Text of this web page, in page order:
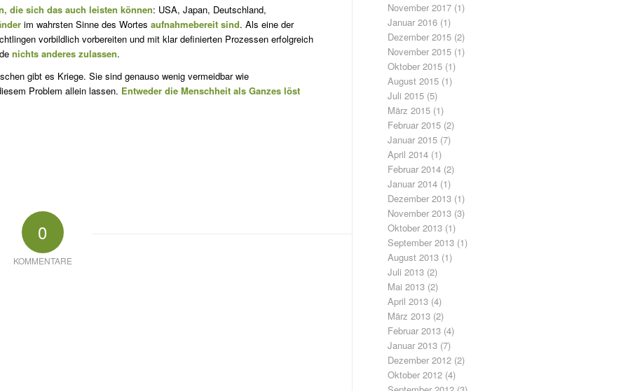
die sich das auch leisten können: USA, Japan, Deutschland,
im wahrsten Sinne des Wortes aufnahmebereit sind. Als eine der
vorbildlich vorbereiten und mit klar definierten Prozessen erfolgreich
nichts anderes zulassen.
gibt es Kriege. Sie sind genauso wenig vermeidbar wie
Problem allein lassen. Entweder die Menschheit als Ganzes löst
0
KOMMENTARE
November 2017 (1)
Januar 2016 (1)
Dezember 2015 (2)
November 2015 (1)
Oktober 2015 (1)
August 2015 (1)
Juli 2015 (5)
März 2015 (1)
Februar 2015 (2)
Januar 2015 (7)
April 2014 (1)
Februar 2014 (2)
Januar 2014 (1)
Dezember 2013 (1)
November 2013 (3)
Oktober 2013 (1)
September 2013 (1)
August 2013 (1)
Juli 2013 (2)
Mai 2013 (2)
April 2013 (4)
März 2013 (2)
Februar 2013 (4)
Januar 2013 (7)
Dezember 2012 (2)
Oktober 2012 (4)